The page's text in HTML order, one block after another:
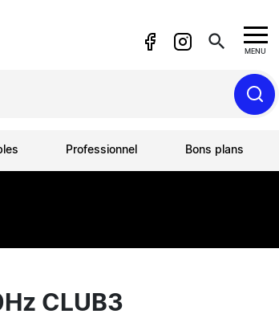
search MENU
Professionnel Bons plans
CLUB3